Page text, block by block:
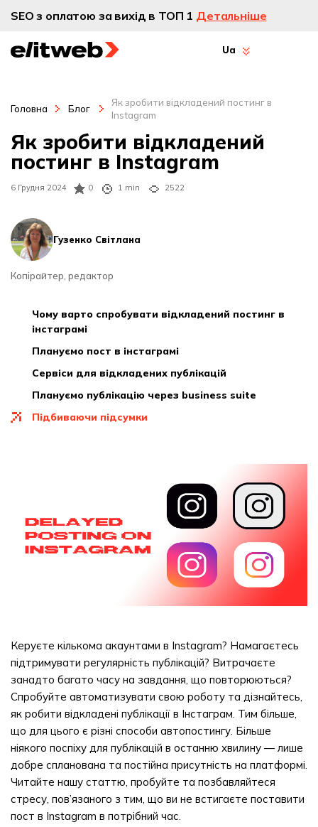
SEO з оплатою за вихід в ТОП 1 Детальніше
Ua
Головна Блог
Як зробити відкладений постинг в
Instagram
6 Грудня 2024 0 1 min 2522
Гузенко Світлана
Копірайтер, редактор
Як зробити відкладений
постинг в Instagram
чому варто спробувати відкладений постинг в
інстаграмі
плануємо пост в інстаграмі
сервіси для відкладених публікацій
плануємо публікацію через business suite
підбиваючи підсумки
Керуєте кількома акаунтами в Instagram? Намагаєтесь
підтримувати регулярність публікацій? Витрачаєте
занадто багато часу на завдання, що повторюються?
Спробуйте автоматизувати свою роботу та дізнайтесь,
як робити відкладені публікації в Інстаграм. Тим більше,
що для цього є різні способи автопостингу. Більше
ніякого поспіху для публікацій в останню хвилину — лише
добре спланована та постійна присутність на платформі.
Читайте нашу статтю, пробуйте та позбавляйтеся
стресу, пов’язаного з тим, що ви не встигаєте поставити
пост в Instagram в потрібний час.